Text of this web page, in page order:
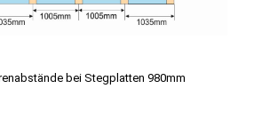
bei Stegplatten 980mm